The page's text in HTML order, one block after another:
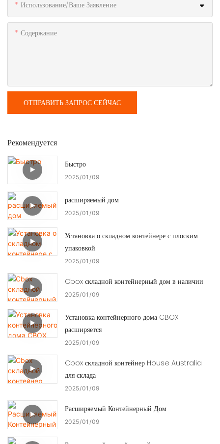
Использование/ваше Заявление
Содержание
ОТПРАВИТЬ ЗАПРОС СЕЙЧАС
Рекомендуется
Быстро
2025 01 09
расширяемый дом
2025 01 09
Установка о складном контейнере с плоским
упаковкой
2025 01 09
Cbox складной контейнерный дом в наличии
2025 01 09
Установка контейнерного дома CBOX
расширяется
2025 01 09
Cbox складной контейнер House Australia
для склада
2025 01 09
Расширяемый Контейнерный Дом
2025 01 09